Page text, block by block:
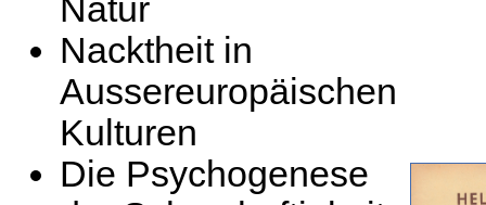
Natur
Nacktheit in
Aussereuropäischen
Kulturen
Die Psychogenese